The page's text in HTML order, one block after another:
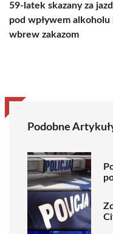
59-latek skazany za
pod wpływem alkoholu
wbrew zakazom
Podobne